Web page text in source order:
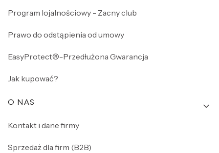
Program lojalnościowy - Zacny club
Prawo do odstąpienia od umowy
EasyProtect®-Przedłużona Gwarancja
Jak kupować?
O NAS
Kontakt i dane firmy
Sprzedaż dla firm (B2B)